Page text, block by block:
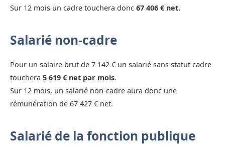
Sur 12 mois un cadre touchera donc 67 406 € net.
Salarié non-cadre
Pour un salaire brut de 7 142 € un salarié sans statut cadre
touchera 5 619 € net par mois.
Sur 12 mois, un salarié non-cadre aura donc une
rémunération de 67 427 € net.
Salarié de la fonction publique